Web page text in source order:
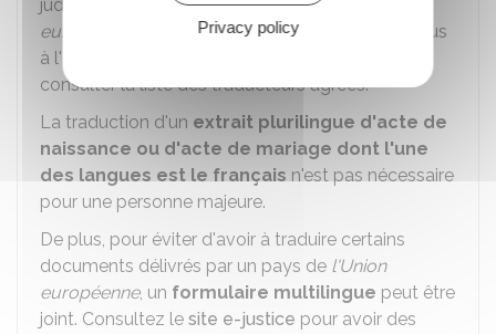
judiciaires ou administratives d'un autre
européen
. Si vous êtes à l'étranger, adressez-vous
à l'ambassade ou au consulat de France pour
consulter la liste des traducteurs agréés.
La traduction d'un extrait plurilingue d'acte de
naissance ou d'acte de mariage dont l'une
des langues est le français n'est pas nécessaire
pour une personne majeure.
De plus, pour éviter d'avoir à traduire certains
documents délivrés par un pays de l'Union
européenne, un formulaire multilingue peut être
joint. Consultez le site e-justice pour avoir des
Privacy policy